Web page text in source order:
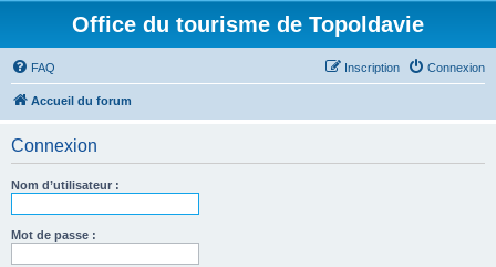
Office du tourisme de Topoldavie
FAQ Connexion
Inscription
Accueil du forum
Connexion
Nom d’utilisateur :
Mot de passe :